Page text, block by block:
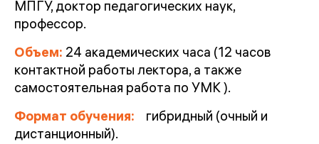
МПГУ, доктор педагогических наук,
профессор.
Объем: 24 академических часа (12 часов
контактной работы лектора, а также
самостоятельная работа по УМК ).
Формат обучения:
гибридный (очный и
дистанционный).